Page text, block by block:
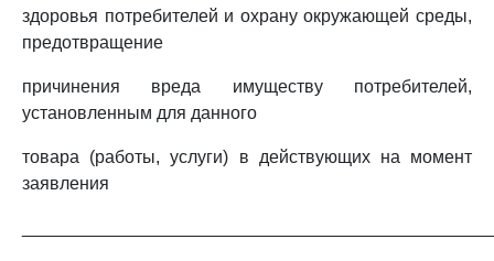
здоровья потребителей и охрану окружающей среды,
предотвращение
причинения вреда имуществу потребителей,
установленным для данного
товара (работы, услуги) в действующих на момент
заявления